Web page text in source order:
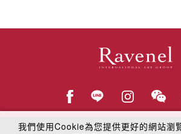
我們使用Cookie為您提供更好的網站瀏